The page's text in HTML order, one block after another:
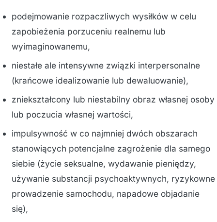
podejmowanie rozpaczliwych wysiłków w celu
zapobieżenia porzuceniu realnemu lub
wyimaginowanemu,
niestałe ale intensywne związki interpersonalne
(krańcowe idealizowanie lub dewaluowanie),
zniekształcony lub niestabilny obraz własnej osoby
lub poczucia własnej wartości,
impulsywność w co najmniej dwóch obszarach
stanowiących potencjalne zagrożenie dla samego
siebie (życie seksualne, wydawanie pieniędzy,
używanie substancji psychoaktywnych, ryzykowne
prowadzenie samochodu, napadowe objadanie
się),